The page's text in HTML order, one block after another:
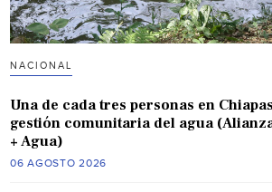
NACIONAL
Una de cada tres personas en
gestión comunitaria del agua
+ Agua)
06 AGOSTO 2026